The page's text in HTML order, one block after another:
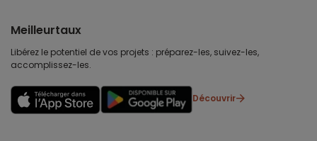
Meilleurtaux
Libérez le potentiel de vos projets : préparez-les, suivez-les,
accomplissez-les.
Découvrir